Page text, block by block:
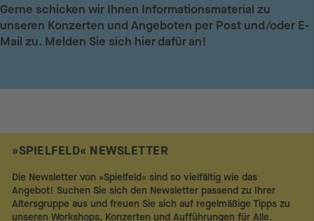
Gerne schicken wir Ihnen Informationsmaterial zu
unseren Konzerten und Angeboten per Post und/oder E-
Mail zu. Melden Sie sich hier dafür an!
»SPIELFELD« NEWSLETTER
Die Newsletter von »Spielfeld« sind so vielfältig wie das
Angebot! Suchen Sie sich den Newsletter passend zu Ihrer
Altersgruppe aus und freuen Sie sich auf regelmäßige Tipps zu
unseren Workshops, Konzerten und Aufführungen für Alle.